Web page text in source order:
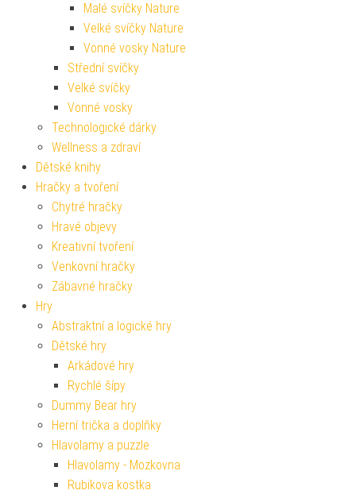
Malé svíčky Nature
Velké svíčky Nature
Vonné vosky Nature
Střední svíčky
Velké svíčky
Vonné vosky
Technologické dárky
Wellness a zdraví
Dětské knihy
Hračky a tvoření
Chytré hračky
Hravé objevy
Kreativní tvoření
Venkovní hračky
Zábavné hračky
Hry
Abstraktní a logické hry
Dětské hry
Arkádové hry
Rychlé šípy
Dummy Bear hry
Herní trička a doplňky
Hlavolamy a puzzle
Hlavolamy - Mozkovna
Rubikova kostka